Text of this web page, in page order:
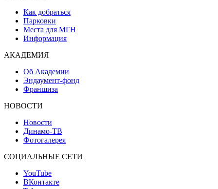
Как добраться
Парковки
Места для МГН
Информация
АКАДЕМИЯ
Об Академии
Эндаумент-фонд
Франшиза
НОВОСТИ
Новости
Динамо-ТВ
Фотогалерея
СОЦИАЛЬНЫЕ СЕТИ
YouTube
ВКонтакте